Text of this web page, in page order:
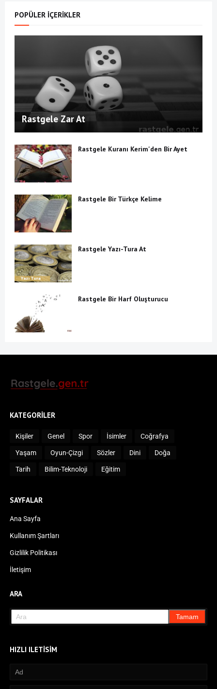
POPÜLER İÇERIKLER
Rastgele Zar At
Rastgele Kuranı Kerim'den Bir Ayet
Rastgele Bir Türkçe Kelime
Rastgele Yazı-Tura At
Rastgele Bir Harf Oluşturucu
KATEGORILER
Kişiler Genel Spor İsimler Coğrafya
Yaşam Oyun-Çizgi Sözler Dini Doğa
Tarih Bilim-Teknoloji Eğitim
SAYFALAR
Ana Sayfa
Kullanım Şartları
Gizlilik Politikası
İletişim
ARA
HIZLI ILETISIM